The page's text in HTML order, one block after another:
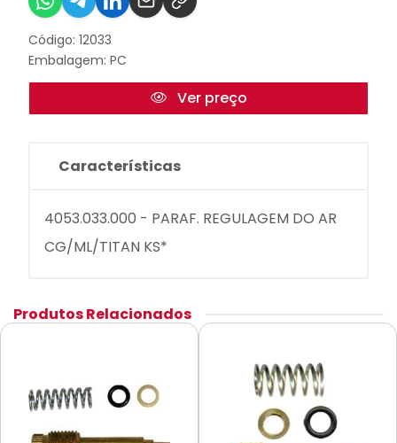
Código: 12033
Embalagem: PC
Ver preço
Características
4053.033.000 - PARAF. REGULAGEM DO AR
CG/ML/TITAN KS*
Produtos Relacionados